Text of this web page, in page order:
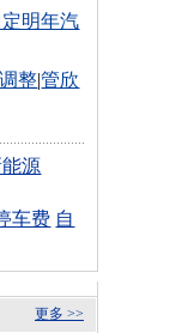
明年汽
整|管欣
源
车费 自
更多 >>